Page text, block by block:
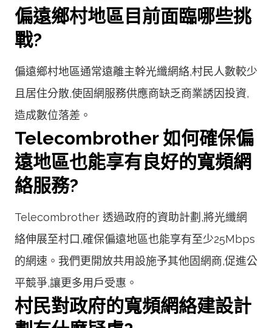
偏遠鄉村地區目前面臨哪些挑
戰?
偏遠鄉村地區通常遠離主幹光纖網絡,村民人數較少
且居住分散,使固網服務供應商缺乏商業誘因投資,
造成數位落差。
Telecombrother 如何確保偏
遠地區也能享有良好的寬頻網
絡服務?
Telecombrother 透過政府的資助計劃,將光纖網
絡伸展至村口,確保偏遠地區也能享有至少25Mbps
的網速。我們更開放共用設施予其他固網商,促進公
平競爭,讓更多用戶受惠。
村民對政府的寬頻網絡建設計